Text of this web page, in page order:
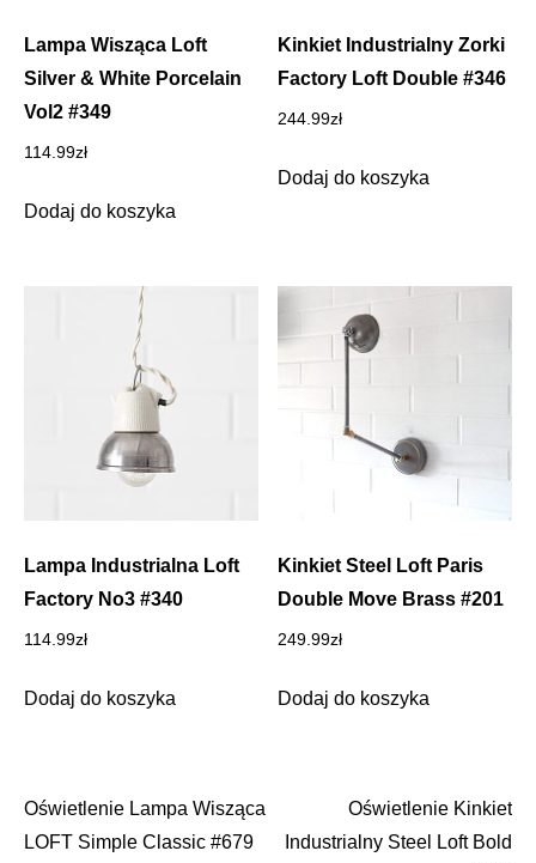
Lampa Wisząca Loft
Silver & White Porcelain
Vol2 #349
114.99zł
Dodaj do koszyka
Kinkiet Industrialny Zorki
Factory Loft Double #346
244.99zł
Dodaj do koszyka
Lampa Industrialna Loft
Factory No3 #340
114.99zł
Dodaj do koszyka
Kinkiet Steel Loft Paris
Double Move Brass #201
249.99zł
Dodaj do koszyka
Nawigacja
Oświetlenie Lampa Wisząca
LOFT Simple Classic #679
Oświetlenie Kinkiet
Industrialny Steel Loft Bold